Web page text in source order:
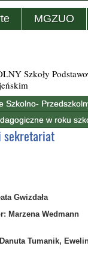
Szkoły
MGZUO
Szkolno-
w roku
sekretariat
Gwizdała
Marzena Wedmann
Tumanik,